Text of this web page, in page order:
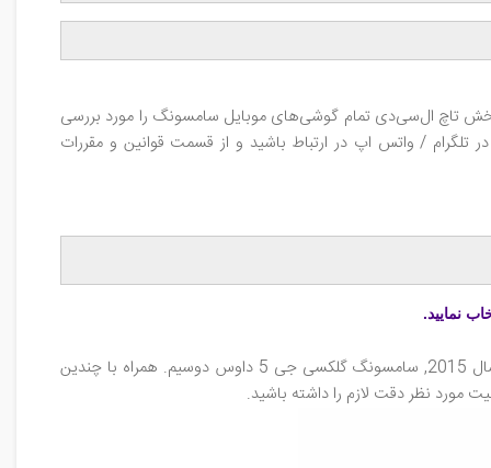
بخش تاچ‌ ال‌سی‌دی تمام گوشی‌های موبایل سامسونگ را مورد بررسی
/ واتس اپ در ارتباط باشید و از قسمت قوانین و مقررات
نمایید.
مشخصات فنی، نقد و بررسی صفحه‌نمایش ال‌سی‌دی اسکرین گوشی سامسونگ گلکسی جی7 / Samsung SM-J700F Galaxy J7, نسخه‌ی سال 2015, سامسونگ گلکسی جی 5 داوس دوسیم. همراه با چندین
مورد نظر دقت لازم را داشته باشید.